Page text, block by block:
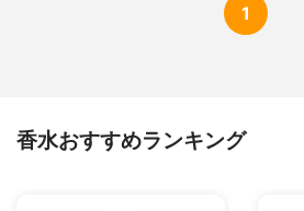
1
香水おすすめランキング